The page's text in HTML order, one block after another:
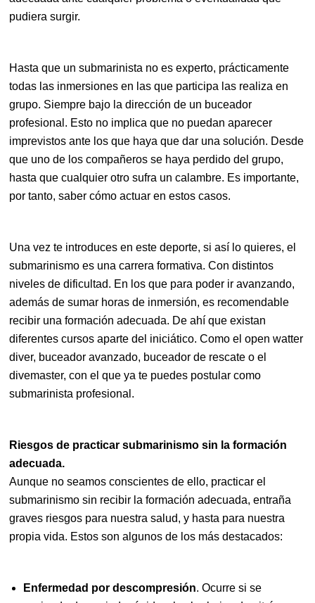
pudiera surgir.
Hasta que un submarinista no es experto, prácticamente
todas las inmersiones en las que participa las realiza en
grupo. Siempre bajo la dirección de un buceador
profesional. Esto no implica que no puedan aparecer
imprevistos ante los que haya que dar una solución. Desde
que uno de los compañeros se haya perdido del grupo,
hasta que cualquier otro sufra un calambre. Es importante,
por tanto, saber cómo actuar en estos casos.
Una vez te introduces en este deporte, si así lo quieres, el
submarinismo es una carrera formativa. Con distintos
niveles de dificultad. En los que para poder ir avanzando,
además de sumar horas de inmersión, es recomendable
recibir una formación adecuada. De ahí que existan
diferentes cursos aparte del iniciático. Como el open watter
diver, buceador avanzado, buceador de rescate o el
divemaster, con el que ya te puedes postular como
submarinista profesional.
Riesgos de practicar submarinismo sin la formación
adecuada.
Aunque no seamos conscientes de ello, practicar el
submarinismo sin recibir la formación adecuada, entraña
graves riesgos para nuestra salud, y hasta para nuestra
propia vida. Estos son algunos de los más destacados:
Enfermedad por descompresión. Ocurre si se